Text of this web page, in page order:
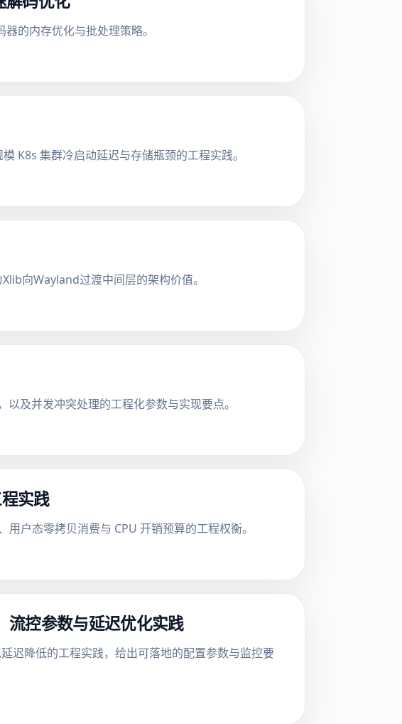
的内存优化与批处理策略。
K8s 集群冷启动延迟与存储瓶颈的工程实践。
向Wayland过渡中间层的架构价值。
及并发冲突处理的工程化参数与实现要点。
实践
户态零拷贝消费与 CPU 开销预算的工程权衡。
流控参数与延迟优化实践
迟降低的工程实践，给出可落地的配置参数与监控要